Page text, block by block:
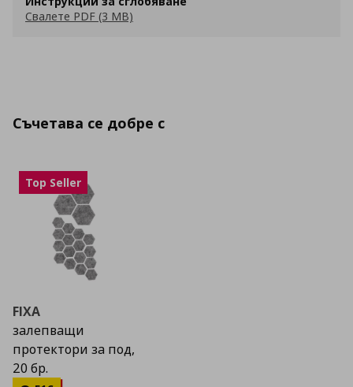
Свалете PDF (3 MB)
Съчетава се добре с
Top Seller
FIXA
залепващи
протектори за под,
20 бр.